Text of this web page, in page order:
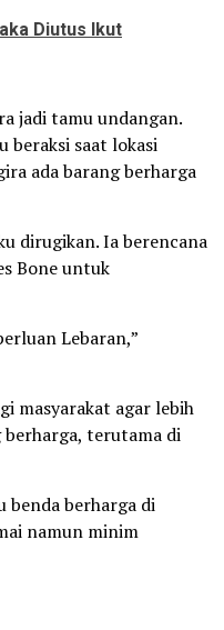
Diutus Ikut
jadi tamu undangan.
beraksi saat lokasi
ada barang berharga
dirugikan. Ia berencana
Bone untuk
Lebaran,”
masyarakat agar lebih
terutama di
benda berharga di
namun minim